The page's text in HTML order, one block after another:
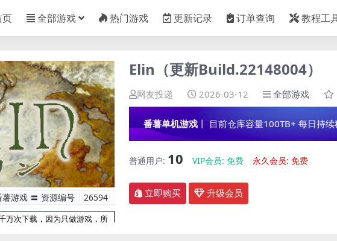
页 全部游戏 热门游戏 更新记录 订单查询 教程工
薯游戏 〓 资源编号 26594
万次下载，因为只做游戏，所
Elin（更新Build.22148004）
网友投递 2026-03-12 全部游戏
番薯单机游戏 丨 目前仓库容量100TB+ 每日持
普通用户: 10 VIP会员:免费 永久会员:免费
立即购买 升级会员